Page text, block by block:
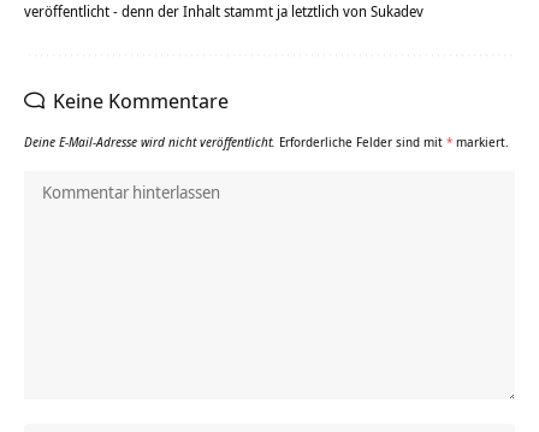
veröffentlicht - denn der Inhalt stammt ja letztlich von Sukadev
Keine Kommentare
Deine E-Mail-Adresse wird nicht veröffentlicht. Erforderliche Felder sind mit * markiert.